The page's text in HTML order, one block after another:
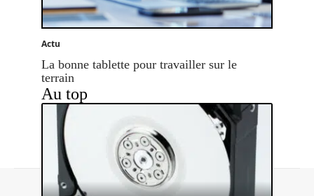
Actu
La bonne tablette pour travailler sur le
terrain
Au top
Contact Mentions légales Sitemap